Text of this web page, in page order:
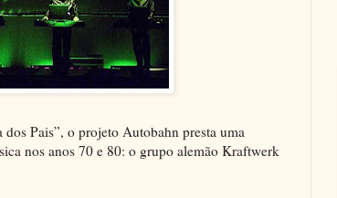
Pais”, o projeto Autobahn presta uma
nos anos 70 e 80: o grupo alemão Kraftwerk